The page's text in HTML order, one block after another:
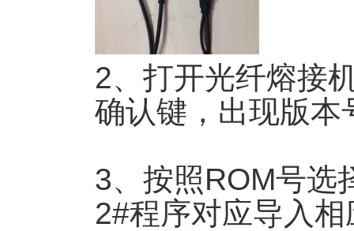
2、打开光纤熔接
确认键，出现版本
3、按照ROM号选
2#程序对应导入